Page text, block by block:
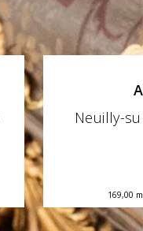
Neuilly-
169,00